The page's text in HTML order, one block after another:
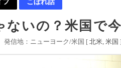
ないの？米国で
発信地：ニューヨーク/米国 [ 北米 米国